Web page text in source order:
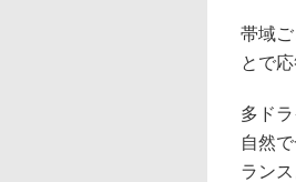
帯域
とで
多ド
自然
ラン